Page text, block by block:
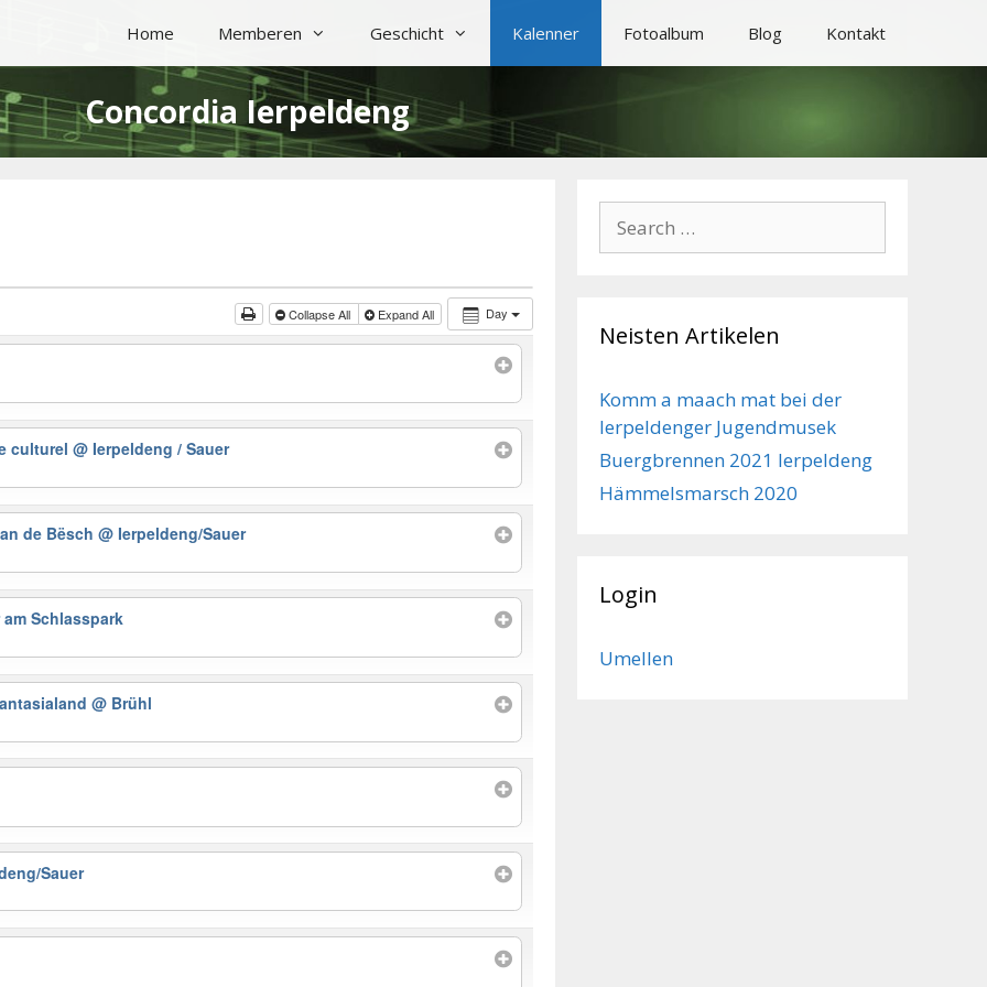
Home Memberen Geschicht Kalenner Fotoalbum Blog Kontakt
Concordia Ierpeldeng
Day
Collapse All Expand All
culturel@ Ierpeldeng / Sauer
de Bësch@ Ierpeldeng/Sauer
Schlasspark
@ Brühl
Sauer
for:
Neisten Artikelen
Komm a maach mat bei der
Ierpeldenger Jugendmusek
Buergbrennen 2021 Ierpeldeng
Hämmelsmarsch 2020
Login
Umellen